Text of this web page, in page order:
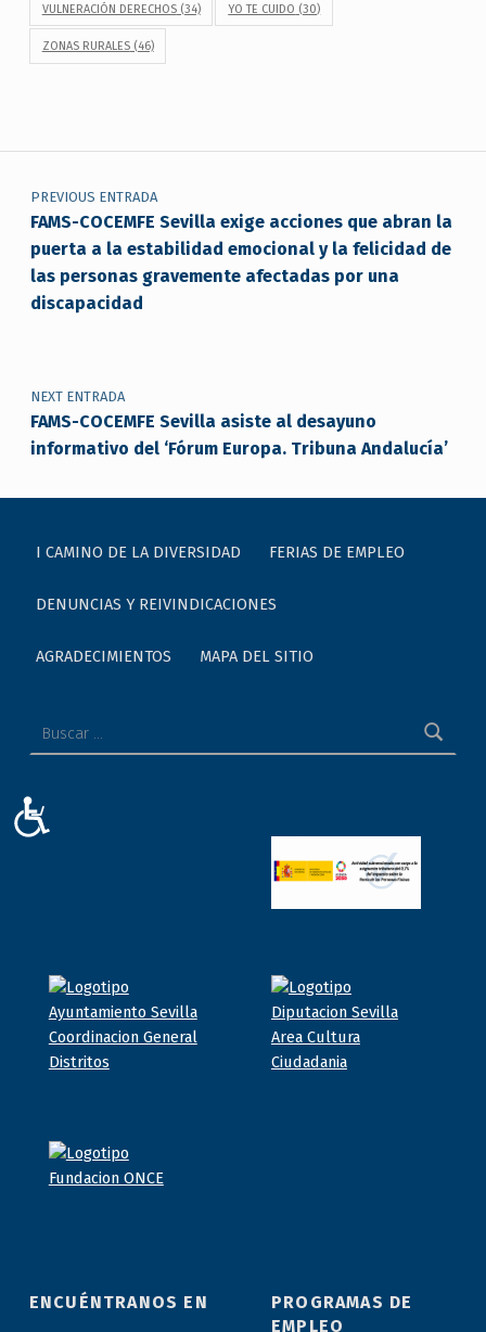
VULNERACIÓN DERECHOS(34) YO TE CUIDO (30)
ZONAS RURALES(46)
Navegación de entradas
PREVIOUS ENTRADA
FAMS-COCEMFE Sevilla exige acciones que abran la
puerta a la estabilidad emocional y la felicidad de
las personas gravemente afectadas por una
discapacidad
NEXT ENTRADA
FAMS-COCEMFE Sevilla asiste al desayuno
informativo del ‘Fórum Europa. Tribuna Andalucía’
I CAMINO DE LA DIVERSIDAD FERIAS DE EMPLEO
DENUNCIAS Y REIVINDICACIONES
AGRADECIMIENTOS MAPA DEL SITIO
ENCUÉNTRANOS EN
PROGRAMAS DE
EMPLEO